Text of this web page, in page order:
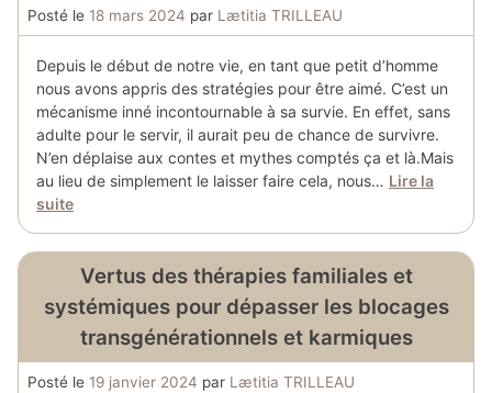
Posté le 18 mars 2024 par Lætitia TRILLEAU
Depuis le début de notre vie, en tant que petit d’homme
nous avons appris des stratégies pour être aimé. C’est un
mécanisme inné incontournable à sa survie. En effet, sans
adulte pour le servir, il aurait peu de chance de survivre.
N’en déplaise aux contes et mythes comptés ça et là.Mais
au lieu de simplement le laisser faire cela, nous… Lire la
suite
Vertus des thérapies familiales et
systémiques pour dépasser les blocages
transgénérationnels et karmiques
Posté le 19 janvier 2024 par Lætitia TRILLEAU